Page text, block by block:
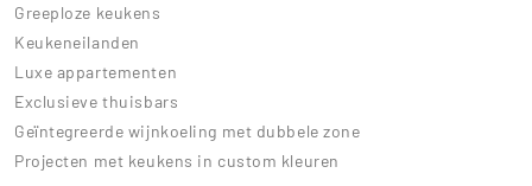
Greeploze keukens
Keukeneilanden
Luxe appartementen
Exclusieve thuisbars
Geïntegreerde wijnkoeling met dubbele zone
Projecten met keukens in custom kleuren